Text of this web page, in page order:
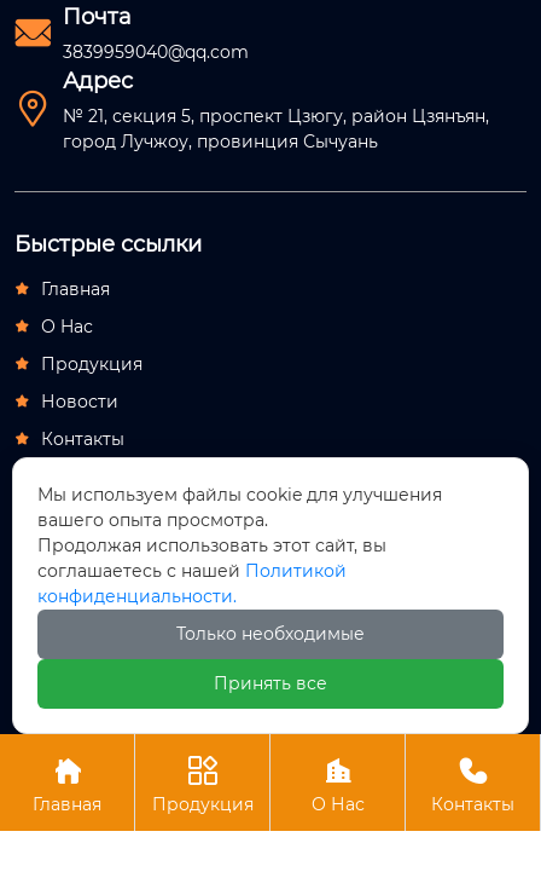
 Почта
3839959040@qq.com

Адрес
№ 21, секция 5, проспект Цзюгу, район Цзянъян,
город Лучжоу, провинция Сычуань
Быстрые ссылки
 Главная
 О Hас
 Продукция
 Новости
 Контакты
Самоходная ножничная подъемная рабочая
платформа
Санитарно-технические сооружения
Гидравлические компоненты
Новое энергетическое оборудование
Оборудование для пивоварения
Авторское право© АО Лучжоу Хутун Технология

Главная

Продукция

О Нас

Контакты
Мы используем файлы cookie для улучшения
вашего опыта просмотра.
Продолжая использовать этот сайт, вы
соглашаетесь с нашей Политикой
конфиденциальности.
Только необходимые
Принять все